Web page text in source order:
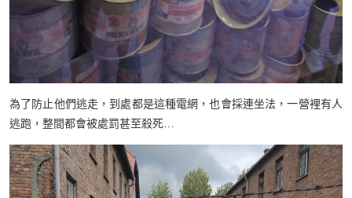
為了防止他們逃走，到處都是這種電網，也會採連坐法，一營裡有人
逃跑，整間都會被處罰甚至殺死…